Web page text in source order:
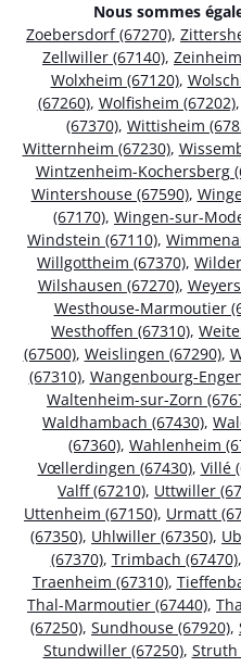
Nous sommes
Zoebersdorf (67270),
Zellwiller (67140),
Wolxheim (67120),
(67260), Wolfisheim (67202),
(67370), Wittisheim
Witternheim (67230),
Wintzenheim-Kochersberg
Wintershouse (67590),
(67170), Wingen-sur-
Windstein (67110),
Willgottheim (67370),
Wilshausen (67270),
Westhouse-Marmoutier
Westhoffen (67310),
(67500), Weislingen (67290),
(67310), Wangenbourg-
Waltenheim-sur-Zorn
Waldhambach (67430),
(67360), Wahlenheim
Vœllerdingen (67430), Villé
Valff (67210), Uttwiller
Uttenheim (67150), Urmatt
(67350), Uhlwiller (67350),
(67370), Trimbach (67470),
Traenheim (67310),
Thal-Marmoutier (67440),
(67250), Sundhouse (67920),
Stundwiller (67250), Struth